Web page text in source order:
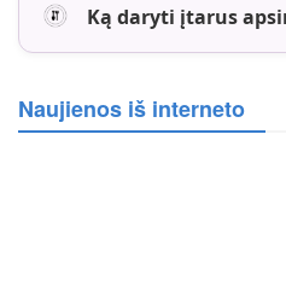
Ką daryti įtarus
Naujienos iš interneto